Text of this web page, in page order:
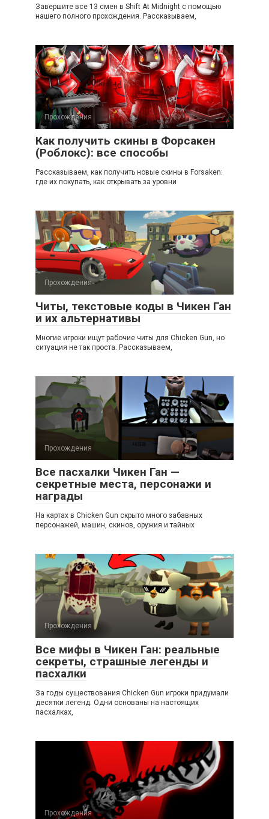
Завершите все 13 смен в Shift At Midnight с помощью
нашего полного прохождения. Рассказываем,
Прохождения
Как получить скины в Форсакен
(Роблокс): все способы
Рассказываем, как получить новые скины в Forsaken:
где их покупать, как открывать за уровни
Прохождения
Читы, текстовые коды в Чикен Ган
и их альтернативы
Многие игроки ищут рабочие читы для Chicken Gun, но
ситуация не так проста. Рассказываем,
Прохождения
Все пасхалки Чикен Ган —
секретные места, персонажи и
награды
На картах в Chicken Gun скрыто много забавных
персонажей, машин, скинов, оружия и тайных
Прохождения
Все мифы в Чикен Ган: реальные
секреты, страшные легенды и
пасхалки
За годы существования Chicken Gun игроки придумали
десятки легенд. Одни основаны на настоящих
пасхалках,
Прохождения